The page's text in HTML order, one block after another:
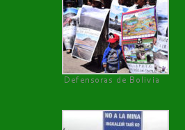
Defensoras de Bolivia